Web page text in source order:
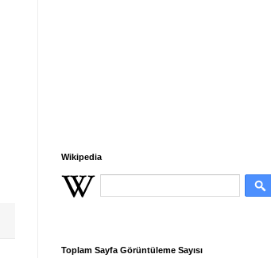
Wikipedia
Toplam Sayfa Görüntüleme Sayısı